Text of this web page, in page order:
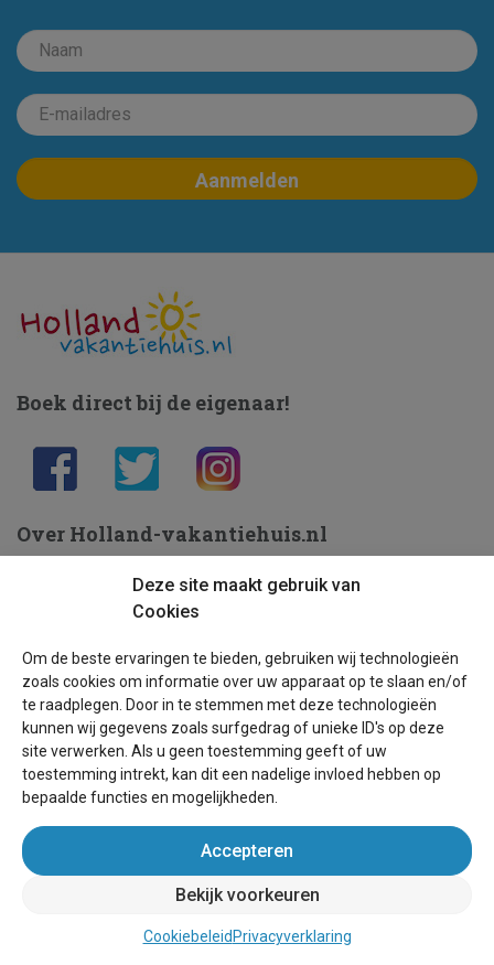
Deze site maakt gebruik van
Cookies
Om de beste ervaringen te bieden, gebruiken wij technologieën
zoals cookies om informatie over uw apparaat op te slaan en/of
te raadplegen. Door in te stemmen met deze technologieën
kunnen wij gegevens zoals surfgedrag of unieke ID's op deze
site verwerken. Als u geen toestemming geeft of uw
toestemming intrekt, kan dit een nadelige invloed hebben op
bepaalde functies en mogelijkheden.
Accepteren
Bekijk voorkeuren
Cookiebeleid Privacyverklaring
Boek direct bij de eigenaar!
Over Holland-vakantiehuis.nl
Voorwaarden
Schoolvakanties
Handleiding vakantiehuis kopen
Handleiding verkopen vakantiehuis
Leer ons kennen
Links